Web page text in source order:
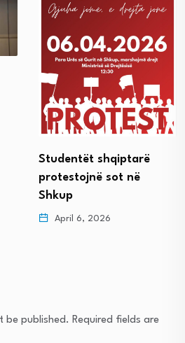
Studentët shqiptarë
protestojnë sot në
Shkup
April 6, 2026
be published. Required fields are